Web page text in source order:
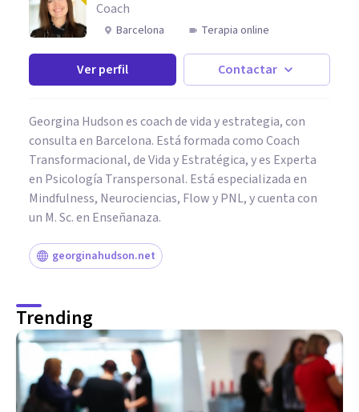
Coach
Barcelona Terapia online
Ver perfil Contactar
Georgina Hudson es coach de vida y estrategia, con
consulta en Barcelona. Está formada como Coach
Transformacional, de Vida y Estratégica, y es Experta
en Psicología Transpersonal. Está especializada en
Mindfulness, Neurociencias, Flow y PNL, y cuenta con
un M. Sc. en Enseñanaza.
georginahudson.net
Trending